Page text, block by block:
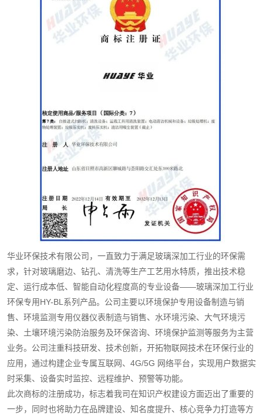
华业环保技术有限公司，一直致力于满足玻璃深加工行业的环保需
求，针对玻璃磨边、钻孔、清洗等生产工艺用水特质，推出技术稳
定、运行成本低、智能自动化程度高的专业设备——玻璃深加工行业
环保专用HY-BL系列产品。公司主要以环境保护专用设备制造与销
售、环境监测专用仪器仪表制造与销售、水环境污染、大气环境污
染、土壤环境污染防治服务及环保咨询、环境保护监测等服务为主营
业务。公司注重科技研发、技术创新，开拓物联网技术在环保行业的
应用，通过构建企业专属互联网、4G/5G 网络平台，实现用户数据实
时采集、设备实时监控、远程维护、预警等功能。
此次商标的注册成功，标志着我司在知识产权建设方面迈出了重要的
一步，同时也将助力在品牌建设、知名度提升、核心竞争力打造等方